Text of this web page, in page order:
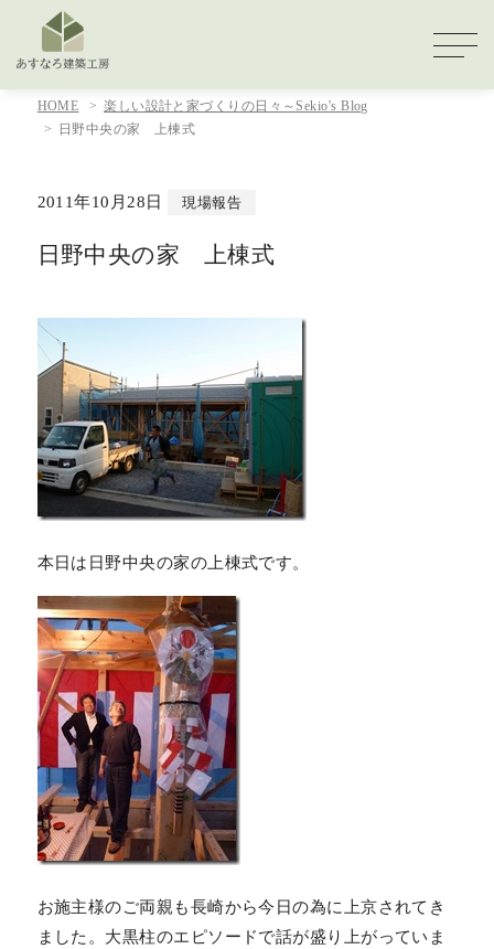
HOME
楽しい設計と家づくりの日々～Sekio's Blog
日野中央の家 上棟式
2011年10月28日 現場報告
日野中央の家 上棟式
本日は日野中央の家の上棟式です。
お施主様のご両親も長崎から今日の為に上京されてき
ました。大黒柱のエピソードで話が盛り上がっていま